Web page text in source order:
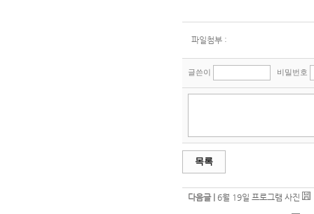
파일첨부 :
글쓴이 비밀번호
목록
다음글 | 6월 19일 프로그램 사진